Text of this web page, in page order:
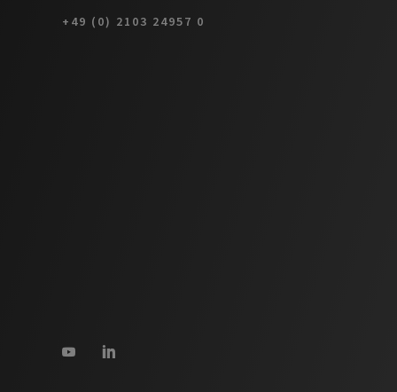
+49 (0) 2103 24957 0